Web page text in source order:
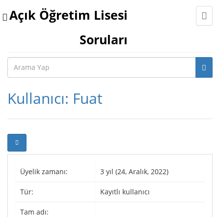
Toggle
Açık Öğretim Lisesi
Soruları
Kullanıcı: Fuat
Üyelik zamanı: 3 yıl (24, Aralık, 2022)
Tür: Kayıtlı kullanıcı
Tam adı: